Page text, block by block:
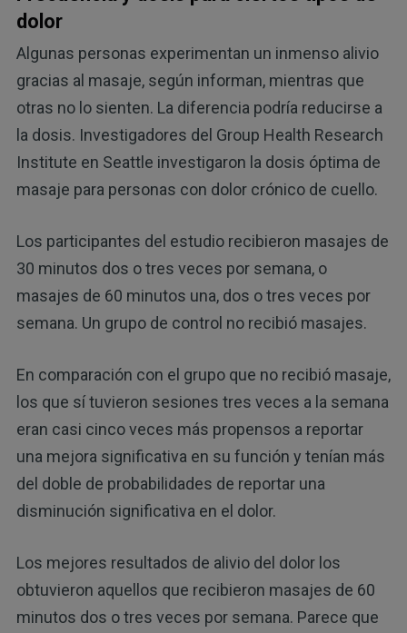
dolor
Algunas personas experimentan un inmenso alivio
gracias al masaje, según informan, mientras que
otras no lo sienten. La diferencia podría reducirse a
la dosis. Investigadores del Group Health Research
Institute en Seattle investigaron la dosis óptima de
masaje para personas con dolor crónico de cuello.
Los participantes del estudio recibieron masajes de
30 minutos dos o tres veces por semana, o
masajes de 60 minutos una, dos o tres veces por
semana. Un grupo de control no recibió masajes.
En comparación con el grupo que no recibió masaje,
los que sí tuvieron sesiones tres veces a la semana
eran casi cinco veces más propensos a reportar
una mejora significativa en su función y tenían más
del doble de probabilidades de reportar una
disminución significativa en el dolor.
Los mejores resultados de alivio del dolor los
obtuvieron aquellos que recibieron masajes de 60
minutos dos o tres veces por semana. Parece que